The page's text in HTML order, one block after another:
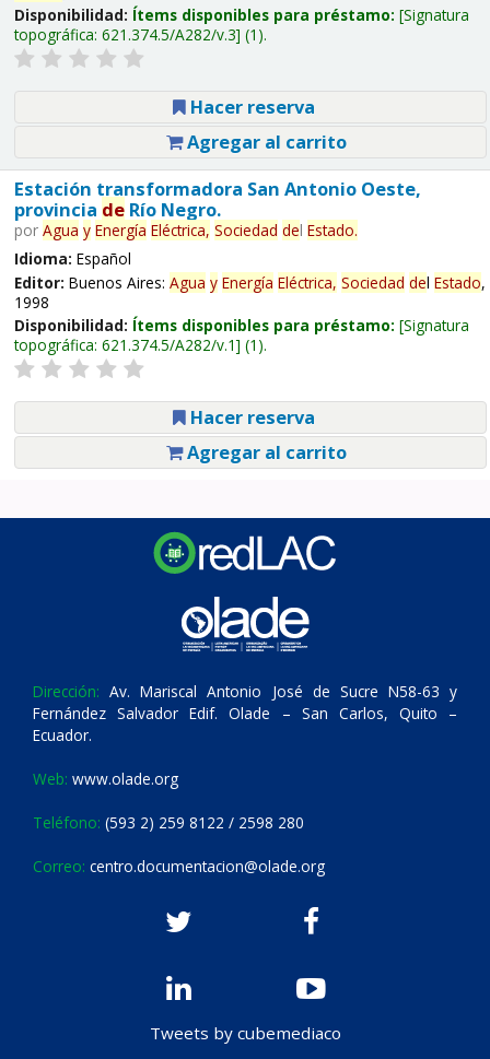
Disponibilidad: Ítems disponibles para préstamo: Signatura
topográfica: 621.374.5/A282/v.3 (1).
Hacer reserva
Agregar al carrito
Estación transformadora San Antonio Oeste,
provincia deRío Negro.
por Agua y Energía Eléctrica, Sociedad del Estado.
Idioma: Español
Editor: Buenos Aires: Agua y Energía Eléctrica, Sociedad del Estado,
1998
Disponibilidad: Ítems disponibles para préstamo: Signatura
topográfica: 621.374.5/A282/v.1 (1).
Hacer reserva
Agregar al carrito
Dirección: Av. Mariscal Antonio José de Sucre N58-63 y
Fernández Salvador Edif. Olade – San Carlos, Quito –
Ecuador.
Web: www.olade.org
Teléfono: (593 2) 259 8122 / 2598 280
Correo: centro.documentacion@olade.org
Tweets by cubemediaco